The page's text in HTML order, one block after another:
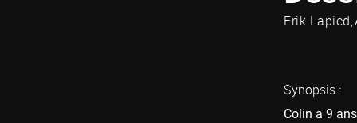
Erik Lapied
Synopsis :
Colin a 9